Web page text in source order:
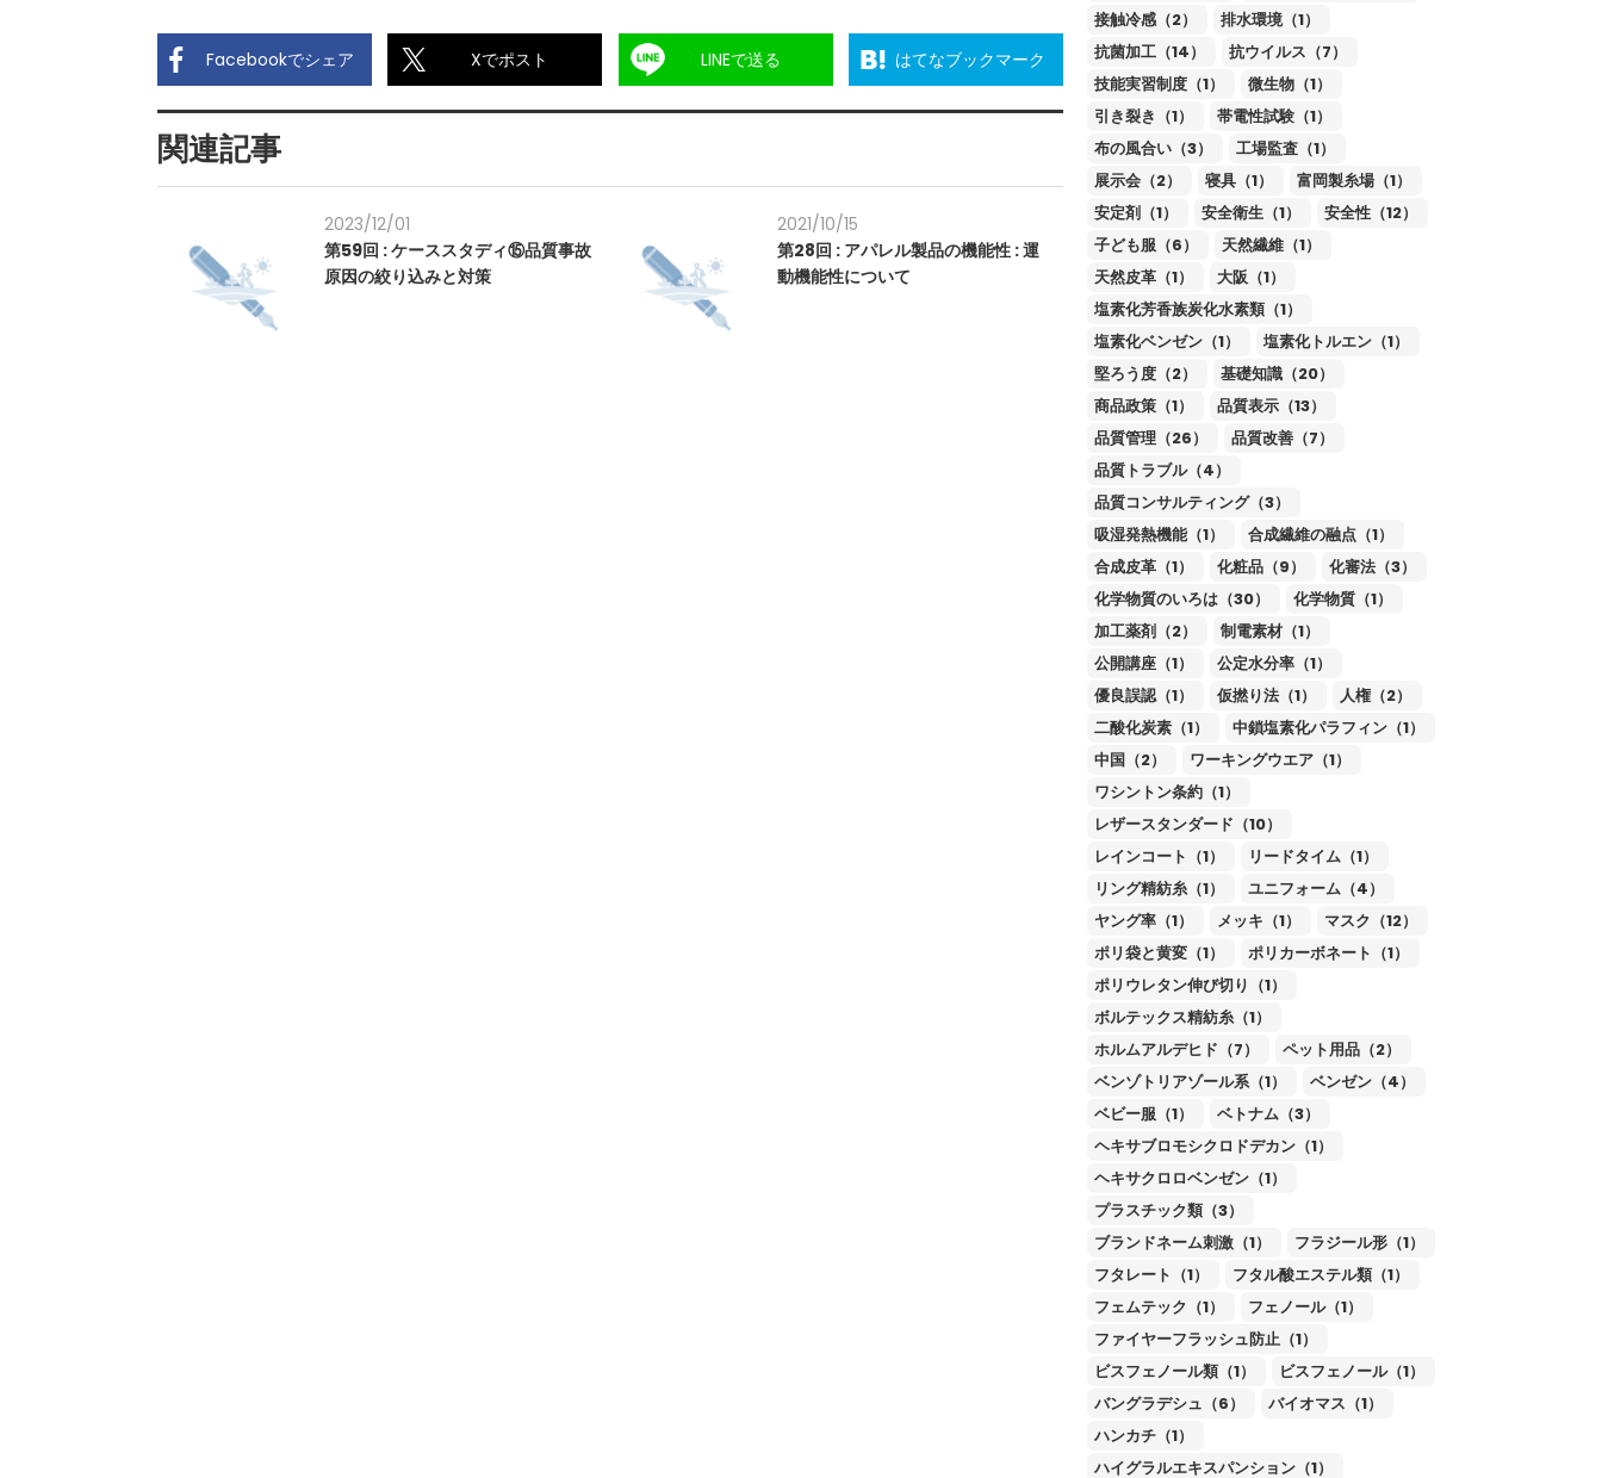
Facebookでシェア Xでポスト LINEで送る はてなブックマーク
関連記事
2023/12/01
第59回 : ケーススタディ⑮品質事故
原因の絞り込みと対策
2021/10/15
第28回 : アパレル製品の機能性 : 運
動機能性について
接触冷感（2）
排水環境（1）
抗菌加工（14）
抗ウイルス（7）
技能実習制度（1）
微生物（1）
引き裂き（1）
帯電性試験（1）
布の風合い（3）
工場監査（1）
展示会（2）
寝具（1）
富岡製糸場（1）
安定剤（1）
安全衛生（1）
安全性（12）
子ども服（6）
天然繊維（1）
天然皮革（1）
大阪（1）
塩素化芳香族炭化水素類（1）
塩素化ベンゼン（1）
塩素化トルエン（1）
堅ろう度（2）
基礎知識（20）
商品政策（1）
品質表示（13）
品質管理（26）
品質改善（7）
品質トラブル（4）
品質コンサルティング（3）
吸湿発熱機能（1）
合成繊維の融点（1）
合成皮革（1）
化粧品（9）
化審法（3）
化学物質のいろは（30）
化学物質（1）
加工薬剤（2）
制電素材（1）
公開講座（1）
公定水分率（1）
優良誤認（1）
仮撚り法（1）
人権（2）
二酸化炭素（1）
中鎖塩素化パラフィン（1）
中国（2）
ワーキングウエア（1）
ワシントン条約（1）
レザースタンダード（10）
レインコート（1）
リードタイム（1）
リング精紡糸（1）
ユニフォーム（4）
ヤング率（1）
メッキ（1）
マスク（12）
ポリ袋と黄変（1）
ポリカーボネート（1）
ポリウレタン伸び切り（1）
ボルテックス精紡糸（1）
ホルムアルデヒド（7）
ペット用品（2）
ベンゾトリアゾール系（1）
ベンゼン（4）
ベビー服（1）
ベトナム（3）
ヘキサブロモシクロドデカン（1）
ヘキサクロロベンゼン（1）
プラスチック類（3）
ブランドネーム刺激（1）
フラジール形（1）
フタレート（1）
フタル酸エステル類（1）
フェムテック（1）
フェノール（1）
ファイヤーフラッシュ防止（1）
ビスフェノール類（1）
ビスフェノール（1）
バングラデシュ（6）
バイオマス（1）
ハンカチ（1）
ハイグラルエキスパンション（1）